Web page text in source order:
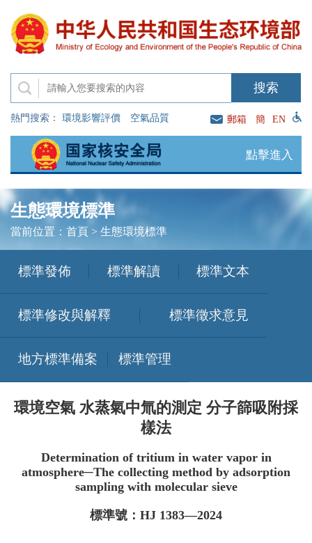
熱門搜索： 環境影響評價 空氣品質 郵箱 簡 EN
點擊進入
生態環境標準
當前位置： 首頁> 生態環境標準
標準發佈 標準解讀 標準文本
標準修改與解釋 標準徵求意見
地方標準備案 標準管理
環境空氣 水蒸氣中氚的測定 分子篩吸附採
樣法
Determination of tritium in water vapor in
atmosphere─The collecting method by adsorption
sampling with molecular sieve
標準號：HJ 1383—2024